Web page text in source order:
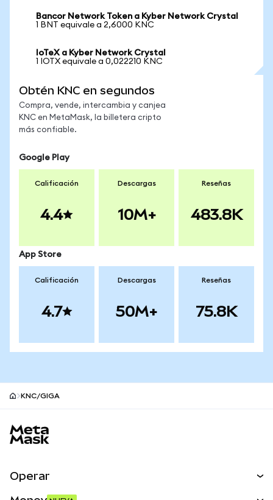
Bancor Network Token a Kyber Network Crystal
1 BNT equivale a 2,6000 KNC
IoTeX a Kyber Network Crystal
1 IOTX equivale a 0,022210 KNC
Obtén KNC en segundos
Compra, vende, intercambia y canjea
KNC en MetaMask, la billetera cripto
más confiable.
Google Play
Calificación
4.4
Descargas
10M+
Reseñas
483.8K
App Store
Calificación
4.7
Descargas
50M+
Reseñas
75.8K
KNC/GIGA
Operar